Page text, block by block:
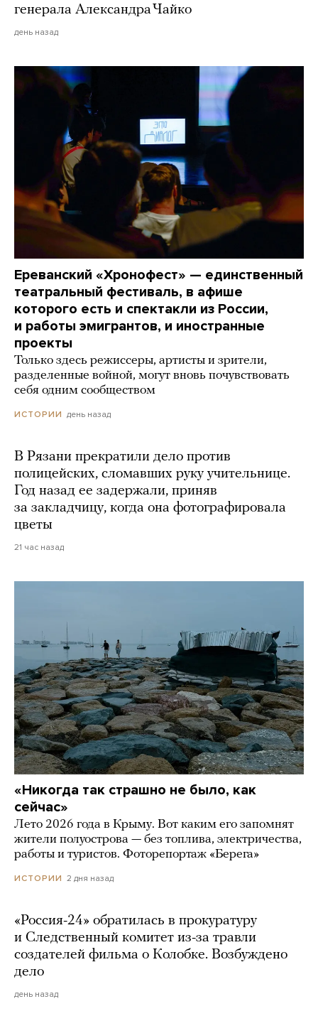
генерала Александра Чайко
день назад
Ереванский «Хронофест» — единственный
театральный фестиваль, в афише
которого есть и спектакли из России,
и работы эмигрантов, и иностранные
проекты
Только здесь режиссеры, артисты и зрители,
разделенные войной, могут вновь почувствовать
себя одним сообществом
ИСТОРИИ день назад
В Рязани прекратили дело против
полицейских, сломавших руку учительнице.
Год назад ее задержали, приняв
за закладчицу, когда она фотографировала
цветы
21 час назад
«Никогда так страшно не было, как
сейчас»
Лето 2026 года в Крыму. Вот каким его запомнят
жители полуострова — без топлива, электричества,
работы и туристов. Фоторепортаж «Берега»
ИСТОРИИ 2 дня назад
«Россия-24» обратилась в прокуратуру
и Следственный комитет из-за травли
создателей фильма о Колобке. Возбуждено
дело
день назад